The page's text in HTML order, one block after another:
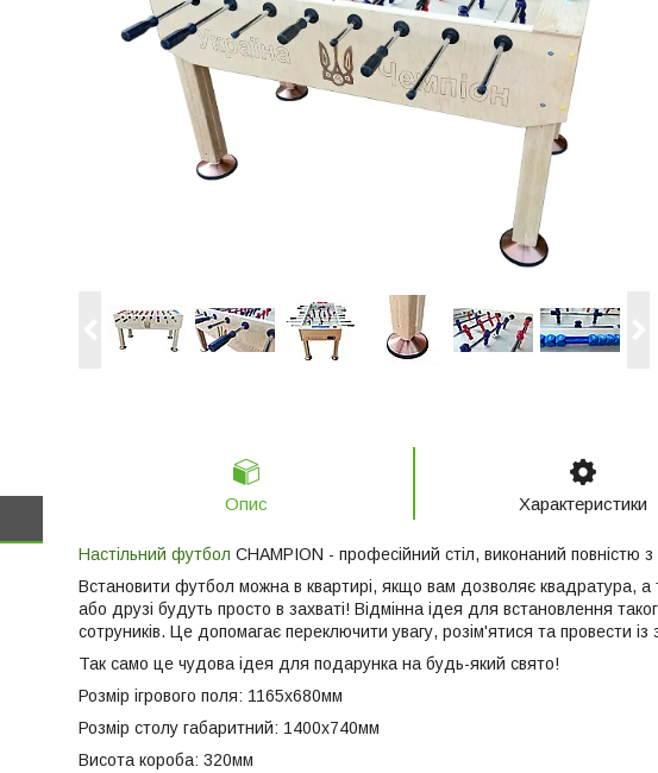
Опис Характеристики
Настільний футбол CHAMPION - професійний стіл, виконаний
Встановити футбол можна в квартирі, якщо вам дозволяє квадратура, а
або друзі будуть просто в захваті! Відмінна ідея для встановлення
сотруників. Це допомагає переключити увагу, розім'ятися та провести
Так само це чудова ідея для подарунка на будь-який свято!
Розмір ігрового поля: 1165х680мм
Розмір столу габаритний: 1400х740мм
Висота короба: 320мм